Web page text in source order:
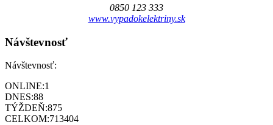
0850 123 333
www.vypadokelektriny.sk
Návštevnosť
Návštevnosť:
ONLINE:1
DNES:88
TÝŽDEŇ:875
CELKOM:713404